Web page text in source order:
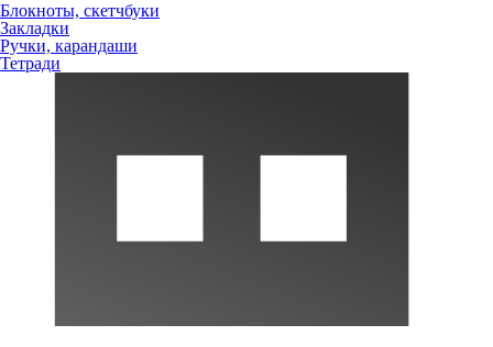
Блокноты, скетчбуки
Закладки
Ручки, карандаши
Тетради